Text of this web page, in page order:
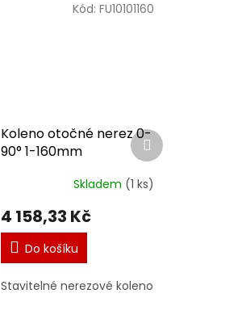
Koleno otočné nerez 0-
90° 1-160mm
Skladem (1 ks)
4 158,33 Kč
Do košíku
Stavitelné nerezové koleno
Kód: FU10101160
Další
produkt